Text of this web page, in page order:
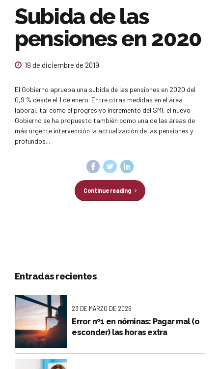
Subida de las
pensiones en 2020
19 de diciembre de 2019
El Gobierno aprueba una subida de las pensiones en 2020 del
0,9 % desde el 1 de enero. Entre otras medidas en el área
laboral, tal como el progresivo incremento del SMI, el nuevo
Gobierno se ha propuesto también como una de las áreas de
más urgente intervención la actualización de las pensiones y
profundos...
Continue reading
Entradas recientes
23 DE MARZO DE 2026
Error nº1 en nóminas: Pagar mal (o
esconder) las horas extra